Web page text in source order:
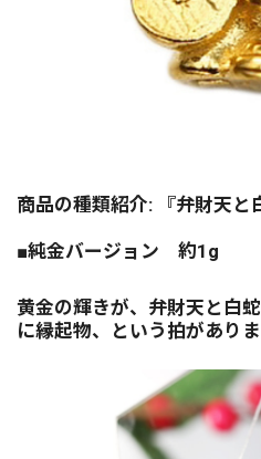
商品の種類紹介: 『弁財天と
■純金バージョン 約1g
黄金の輝きが、弁財天と白
に縁起物、という拍がありま